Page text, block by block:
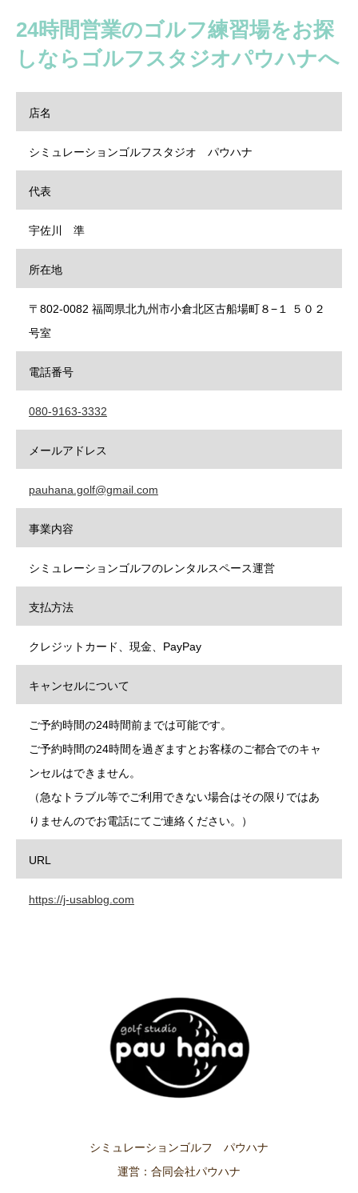
24時間営業のゴルフ練習場をお探
しならゴルフスタジオパウハナへ
店名
シミュレーションゴルフスタジオ パウハナ
代表
宇佐川 準
所在地
〒802-0082 福岡県北九州市小倉北区古船場町８−１ ５０２
号室
電話番号
080-9163-3332
メールアドレス
pauhana.golf@gmail.com
事業内容
シミュレーションゴルフのレンタルスペース運営
支払方法
クレジットカード、現金、PayPay
キャンセルについて
ご予約時間の24時間前までは可能です。
ご予約時間の24時間を過ぎますとお客様のご都合でのキャ
ンセルはできません。
（急なトラブル等でご利用できない場合はその限りではあ
りませんのでお電話にてご連絡ください。）
URL
https://j-usablog.com
シミュレーションゴルフ パウハナ
運営：合同会社パウハナ